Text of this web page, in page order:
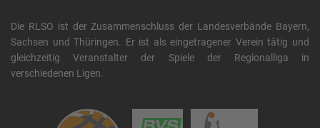
Die RLSO ist der Zusammenschluss der Landesverbände Bayern,
Sachsen und Thüringen. Er ist als eingetragener Verein tätig und
gleichzeitig Veranstalter der Spiele der Regionalliga in
verschiedenen Ligen.